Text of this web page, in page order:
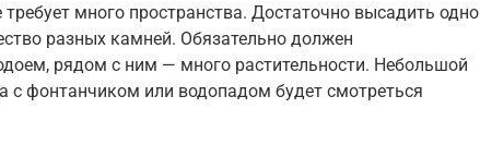
много пространства. Достаточно высадить одно
разных камней. Обязательно должен
рядом с ним — много растительности. Небольшой
с фонтанчиком или водопадом будет смотреться